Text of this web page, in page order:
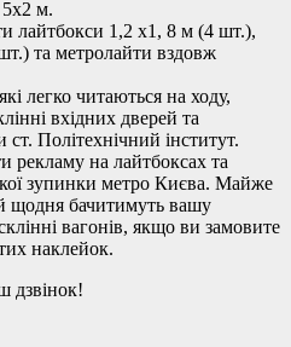
5х2 м.
лайтбокси 1,2 х1, 8 м (4 шт.),
та метролайти вздовж
легко читаються на ходу,
вхідних дверей та
ст. Політехнічний інститут.
рекламу на лайтбоксах та
зупинки метро Києва. Майже
щодня бачитимуть вашу
вагонів, якщо ви замовите
наклейок.
дзвінок!